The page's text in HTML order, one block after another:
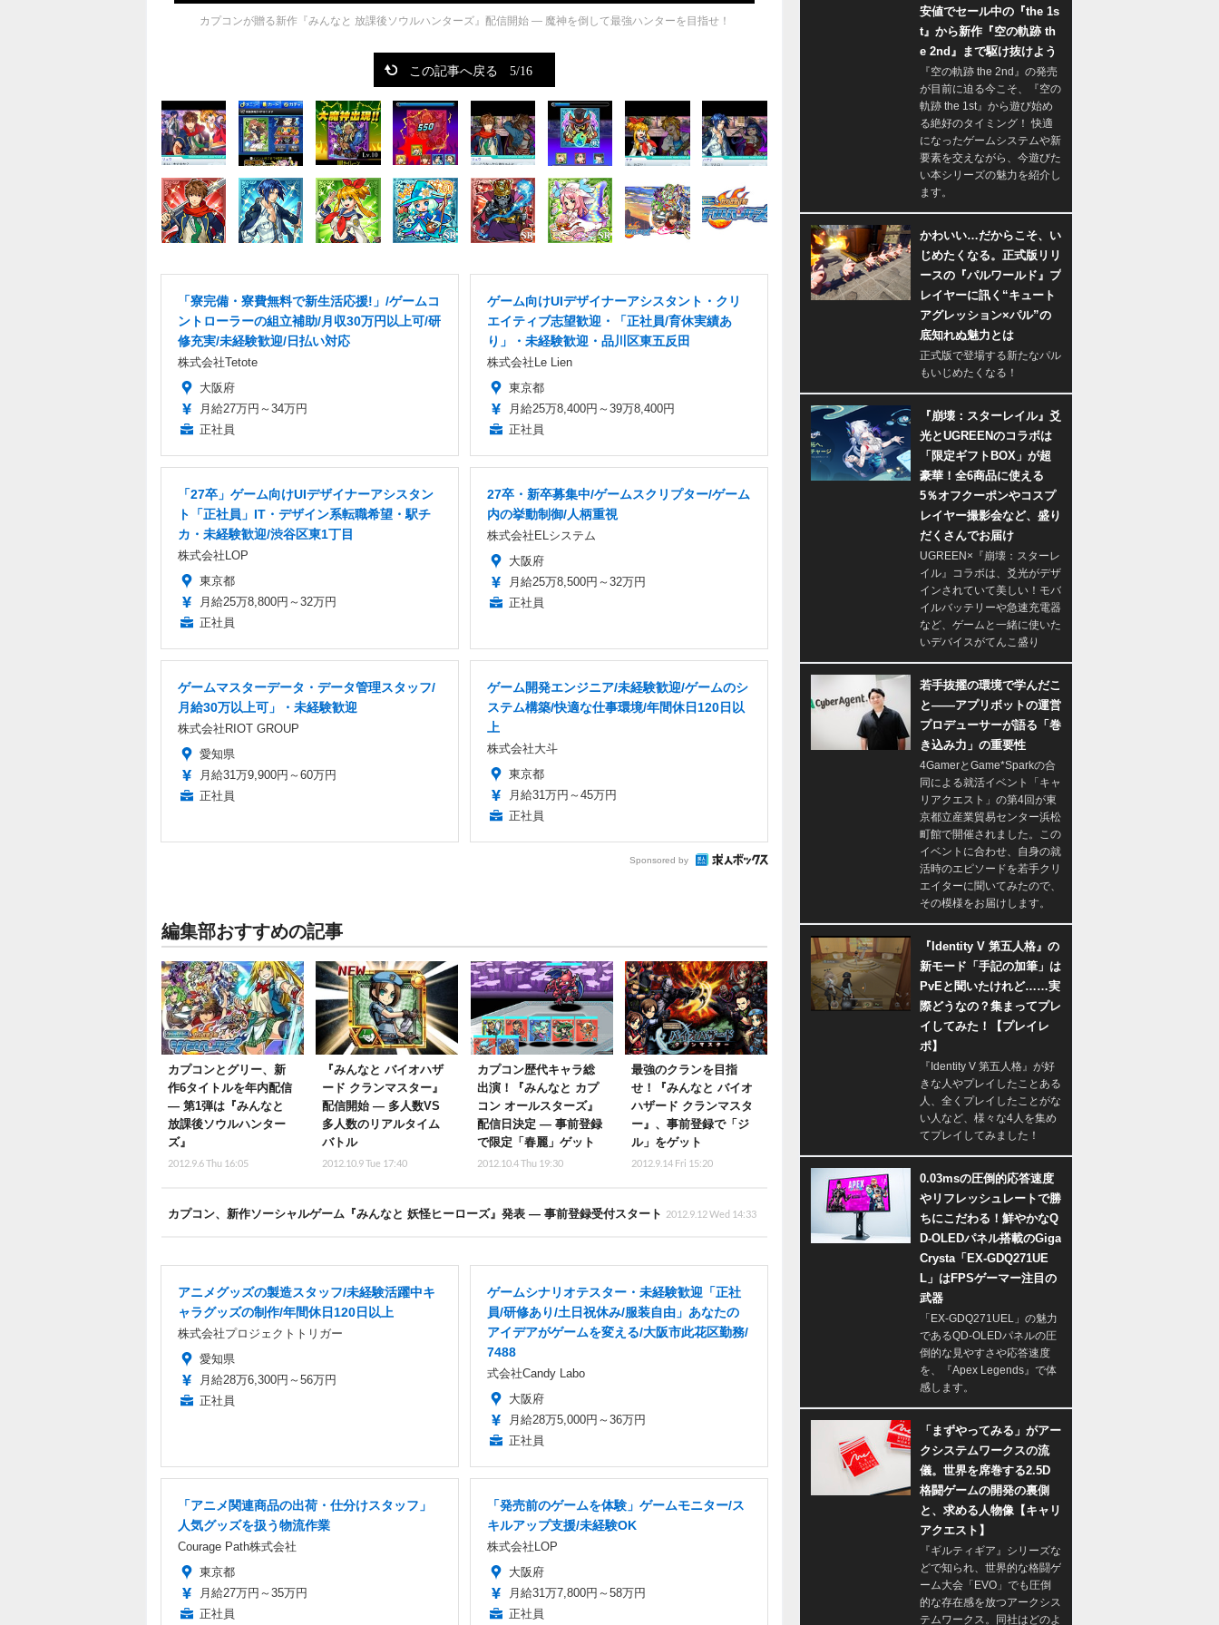
カプコンが贈る新作『みんなと 放課後ソウルハンターズ』配信開始 ― 魔神を倒して最強ハンターを目指せ！
この記事へ戻る 5/16
「寮完備・寮費無料で新生活応援!」/ゲームコ
ントローラーの組立補助/月収30万円以上可/研
修充実/未経験歓迎/日払い対応
株式会社Tetote
大阪府
月給27万円～34万円
正社員
ゲーム向けUIデザイナーアシスタント・クリ
エイティブ志望歓迎・「正社員/育休実績あ
り」・未経験歓迎・品川区東五反田
株式会社Le Lien
東京都
月給25万8,400円～39万8,400円
正社員
「27卒」ゲーム向けUIデザイナーアシスタン
ト「正社員」IT・デザイン系転職希望・駅チ
カ・未経験歓迎/渋谷区東1丁目
株式会社LOP
東京都
月給25万8,800円～32万円
正社員
27卒・新卒募集中/ゲームスクリプター/ゲーム
内の挙動制御/人柄重視
株式会社ELシステム
大阪府
月給25万8,500円～32万円
正社員
ゲームマスターデータ・データ管理スタッフ/
月給30万以上可」・未経験歓迎
株式会社RIOT GROUP
愛知県
月給31万9,900円～60万円
正社員
ゲーム開発エンジニア/未経験歓迎/ゲームのシ
ステム構築/快適な仕事環境/年間休日120日以
上
株式会社大斗
東京都
月給31万円～45万円
正社員
Sponsored by
編集部おすすめの記事
カプコンとグリー、新
作6タイトルを年内配信
― 第1弾は『みんなと
放課後ソウルハンター
ズ』
2012.9.6 Thu 16:05
『みんなと バイオハザ
ード クランマスター』
配信開始 ― 多人数VS
多人数のリアルタイム
バトル
2012.10.9 Tue 17:40
カプコン歴代キャラ総
出演！『みんなと カプ
コン オールスターズ』
配信日決定 ― 事前登録
で限定「春麗」ゲット
2012.10.4 Thu 19:30
最強のクランを目指
せ！『みんなと バイオ
ハザード クランマスタ
ー』、事前登録で「ジ
ル」をゲット
2012.9.14 Fri 15:20
カプコン、新作ソーシャルゲーム『みんなと 妖怪ヒーローズ』発表 ― 事前登録受付スタート 2012.9.12 Wed 14:33
アニメグッズの製造スタッフ/未経験活躍中キ
ャラグッズの制作/年間休日120日以上
株式会社プロジェクトトリガー
愛知県
月給28万6,300円～56万円
正社員
ゲームシナリオテスター・未経験歓迎「正社
員/研修あり/土日祝休み/服装自由」あなたの
アイデアがゲームを変える/大阪市此花区勤務/
7488
式会社Candy Labo
大阪府
月給28万5,000円～36万円
正社員
「アニメ関連商品の出荷・仕分けスタッフ」
人気グッズを扱う物流作業
Courage Path株式会社
東京都
月給27万円～35万円
正社員
「発売前のゲームを体験」ゲームモニター/ス
キルアップ支援/未経験OK
株式会社LOP
大阪府
月給31万7,800円～58万円
正社員
安値でセール中の『the 1s
t』から新作『空の軌跡 th
e 2nd』まで駆け抜けよう
『空の軌跡 the 2nd』の発売
が目前に迫る今こそ、『空の
軌跡 the 1st』から遊び始め
る絶好のタイミング！ 快適
になったゲームシステムや新
要素を交えながら、今遊びた
い本シリーズの魅力を紹介し
ます。
かわいい…だからこそ、い
じめたくなる。正式版リリ
ースの『パルワールド』プ
レイヤーに訊く“キュート
アグレッション×パル”の
底知れぬ魅力とは
正式版で登場する新たなパル
もいじめたくなる！
『崩壊：スターレイル』爻
光とUGREENのコラボは
「限定ギフトBOX」が超
豪華！全6商品に使える
5％オフクーポンやコスプ
レイヤー撮影会など、盛り
だくさんでお届け
UGREEN×『崩壊：スターレ
イル』コラボは、爻光がデザ
インされていて美しい！モバ
イルバッテリーや急速充電器
など、ゲームと一緒に使いた
いデバイスがてんこ盛り
若手抜擢の環境で学んだこ
と――アプリボットの運営
プロデューサーが語る「巻
き込み力」の重要性
4GamerとGame*Sparkの合
同による就活イベント「キャ
リアクエスト」の第4回が東
京都立産業貿易センター浜松
町館で開催されました。この
イベントに合わせ、自身の就
活時のエピソードを若手クリ
エイターに聞いてみたので、
その模様をお届けします。
『Identity V 第五人格』の
新モード「手記の加筆」は
PvEと聞いたけれど……実
際どうなの？集まってプレ
イしてみた！【プレイレ
ポ】
『Identity V 第五人格』が好
きな人やプレイしたことある
人、全くプレイしたことがな
い人など、様々な4人を集め
てプレイしてみました！
0.03msの圧倒的応答速度
やリフレッシュレートで勝
ちにこだわる！鮮やかなQ
D-OLEDパネル搭載のGiga
Crysta「EX-GDQ271UE
L」はFPSゲーマー注目の
武器
「EX-GDQ271UEL」の魅力
であるQD-OLEDパネルの圧
倒的な見やすさや応答速度
を、『Apex Legends』で体
感します。
「まずやってみる」がアー
クシステムワークスの流
儀。世界を席巻する2.5D
格闘ゲームの開発の裏側
と、求める人物像【キャリ
アクエスト】
『ギルティギア』シリーズな
どで知られ、世界的な格闘ゲ
ーム大会「EVO」でも圧倒
的な存在感を放つアークシス
テムワークス。同社はどのよ